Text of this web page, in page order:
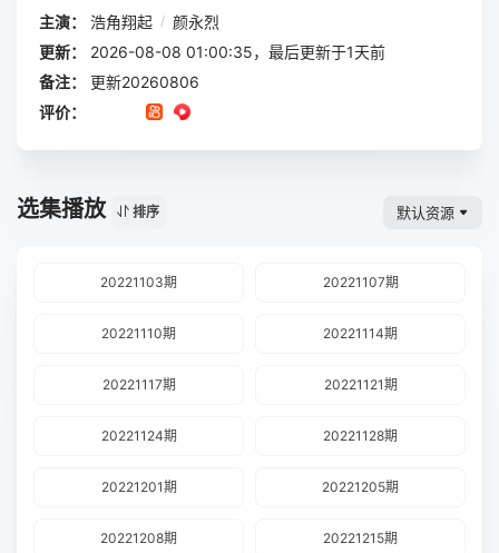
主演：
浩角翔起 / 颜永烈
更新：
2026-08-08 01:00:35，最后更新于1天前
备注：
更新20260806
评价：
选集播放 排序 默认资源
20221103期 20221107期
20221110期 20221114期
20221117期 20221121期
20221124期 20221128期
20221201期 20221205期
20221208期 20221215期